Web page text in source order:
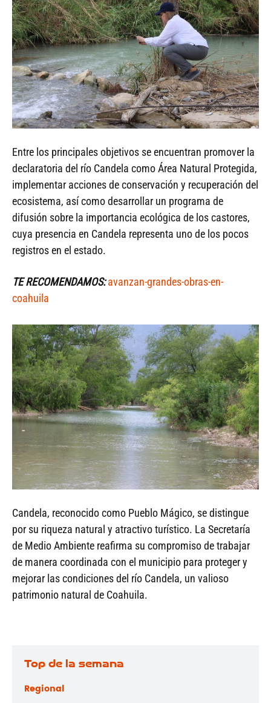
Entre los principales objetivos se encuentran promover la
declaratoria del río Candela como Área Natural Protegida,
implementar acciones de conservación y recuperación del
ecosistema, así como desarrollar un programa de
difusión sobre la importancia ecológica de los castores,
cuya presencia en Candela representa uno de los pocos
registros en el estado.
TE RECOMENDAMOS: avanzan-grandes-obras-en-
coahuila
Candela, reconocido como Pueblo Mágico, se distingue
por su riqueza natural y atractivo turístico. La Secretaría
de Medio Ambiente reafirma su compromiso de trabajar
de manera coordinada con el municipio para proteger y
mejorar las condiciones del río Candela, un valioso
patrimonio natural de Coahuila.
Top de la semana
Regional